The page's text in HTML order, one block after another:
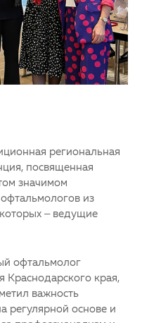
региональная
посвященная
значимом
из
– ведущие
офтальмолог
Краснодарского края,
важность
регулярной основе и